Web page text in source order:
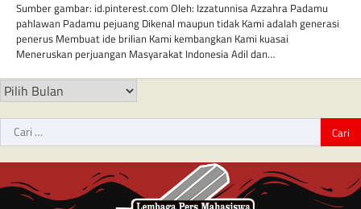
Sumber gambar: id.pinterest.com Oleh: Izzatunnisa Azzahra Padamu
pahlawan Padamu pejuang Dikenal maupun tidak Kami adalah generasi
penerus Membuat ide brilian Kami kembangkan Kami kuasai
Meneruskan perjuangan Masyarakat Indonesia Adil dan…